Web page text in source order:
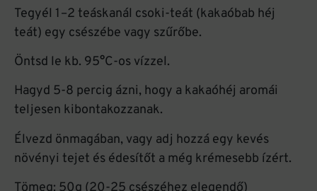
Tegyél 1–2 teáskanál csoki-teát (kakaóbab héj
teát) egy csészébe vagy szűrőbe.
Öntsd le kb. 95°C-os vízzel.
Hagyd 5-8 percig ázni, hogy a kakaóhéj aromái
teljesen kibontakozzanak.
Élvezd önmagában, vagy adj hozzá egy kevés
növényi tejet és édesítőt a még krémesebb ízért.